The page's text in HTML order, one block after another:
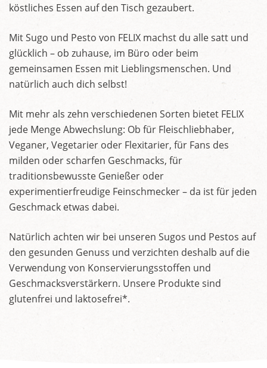
köstliches Essen auf den Tisch gezaubert.
Mit Sugo und Pesto von FELIX machst du alle satt und
glücklich – ob zuhause, im Büro oder beim
gemeinsamen Essen mit Lieblingsmenschen. Und
natürlich auch dich selbst!
Mit mehr als zehn verschiedenen Sorten bietet FELIX
jede Menge Abwechslung: Ob für Fleischliebhaber,
Veganer, Vegetarier oder Flexitarier, für Fans des
milden oder scharfen Geschmacks, für
traditionsbewusste Genießer oder
experimentierfreudige Feinschmecker – da ist für jeden
Geschmack etwas dabei.
Natürlich achten wir bei unseren Sugos und Pestos auf
den gesunden Genuss und verzichten deshalb auf die
Verwendung von Konservierungsstoffen und
Geschmacksverstärkern. Unsere Produkte sind
glutenfrei und laktosefrei*.